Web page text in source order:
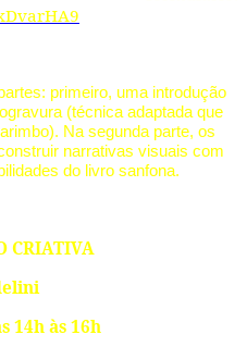
primeiro, uma introdução
(técnica adaptada que
Na segunda parte, os
narrativas visuais com
do livro sanfona.
CRIATIVA
14h às 16h